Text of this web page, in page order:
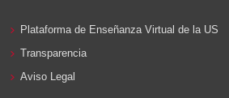
Plataforma de Enseñanza Virtual de la US
Transparencia
Aviso Legal